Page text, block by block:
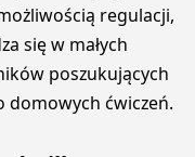
regulacji,
się w małych
poszukujących
domowych ćwiczeń.